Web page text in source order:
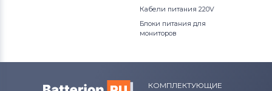
Кабели питания 220V
Блоки питания для
мониторов
КОМПЛЕКТУЮЩИЕ